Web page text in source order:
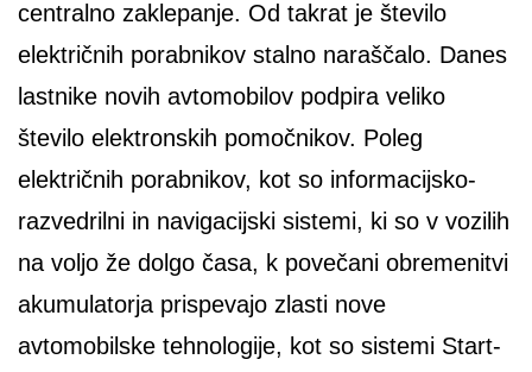
centralno zaklepanje. Od takrat je število
električnih porabnikov stalno naraščalo. Danes
lastnike novih avtomobilov podpira veliko
število elektronskih pomočnikov. Poleg
električnih porabnikov, kot so informacijsko-
razvedrilni in navigacijski sistemi, ki so v vozilih
na voljo že dolgo časa, k povečani obremenitvi
akumulatorja prispevajo zlasti nove
avtomobilske tehnologije, kot so sistemi Start-